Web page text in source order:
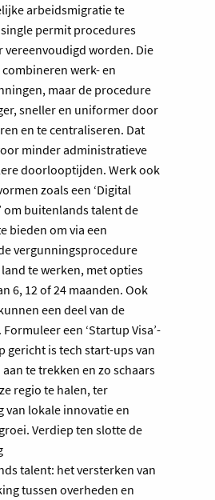
arbeidsmigratie te
permit procedures
vereenvoudigd worden. Die
werk- en
maar de procedure
sneller en uniformer door
en te centraliseren. Dat
minder administratieve
doorlooptijden. Werk ook
zoals een ‘Digital
om buitenlands talent de
bieden om via een
vergunningsprocedure
te werken, met opties
6, 12 of 24 maanden. Ook
een deel van de
een ‘Startup Visa’-
gericht is tech start-ups van
te trekken en zo schaars
regio te halen, ter
van lokale innovatie en
Verdiep ten slotte de
talent: het versterken van
tussen overheden en